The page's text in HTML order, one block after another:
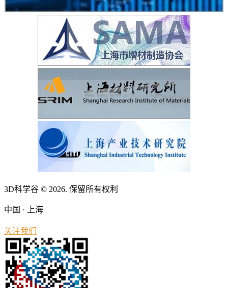
3D科学谷 © 2026. 保留所有权利
中国 · 上海
关注我们